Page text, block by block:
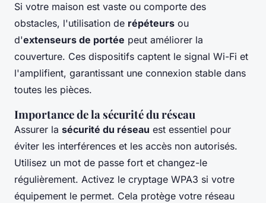
Si votre maison est vaste ou comporte des
obstacles, l'utilisation de répéteurs ou
d'extenseurs de portée peut améliorer la
couverture. Ces dispositifs captent le signal Wi-Fi et
l'amplifient, garantissant une connexion stable dans
toutes les pièces.
Importance de la sécurité du réseau
Assurer la sécurité du réseau est essentiel pour
éviter les interférences et les accès non autorisés.
Utilisez un mot de passe fort et changez-le
régulièrement. Activez le cryptage WPA3 si votre
équipement le permet. Cela protège votre réseau